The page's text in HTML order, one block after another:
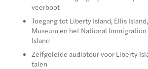
veerboot
Toegang tot Liberty Island, Ellis
Museum en het National
Island
Zelfgeleide audiotour voor Liberty
talen